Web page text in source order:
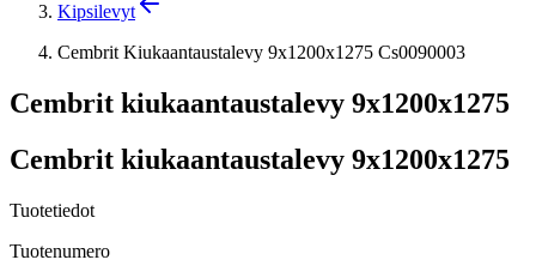
Kipsilevyt
Cembrit Kiukaantaustalevy 9x1200x1275 Cs0090003
Cembrit kiukaantaustalevy 9x1200x1275
Cembrit kiukaantaustalevy 9x1200x1275
Tuotetiedot
Tuotenumero